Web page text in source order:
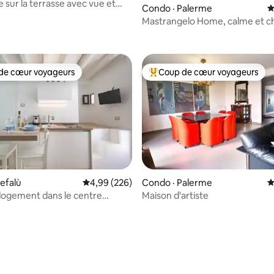
5, 133 commentaires
sur la terrasse avec vue et
Condo · Palerme
Mastrangelo Home, calme et
5, 196 commentaires
cœur voyageurs parmi les plus aimés
cœur voyageurs
Note moyenne de 4,99 sur 5, 226
4,99 (226)
dans le centre
Coup de cœur voyageurs
Coup de cœur voyageurs
Condo · Palerme
Maison d'artiste